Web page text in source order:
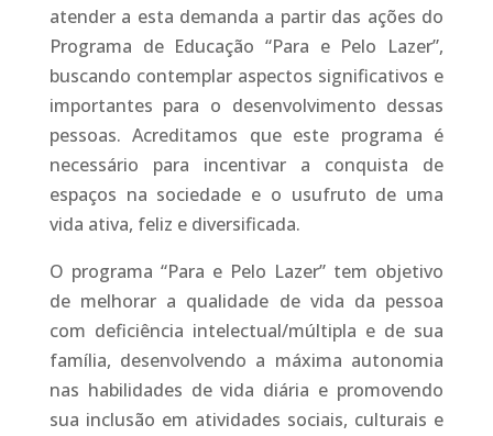
atender a esta demanda a partir das ações do
Programa de Educação “Para e Pelo Lazer”,
buscando contemplar aspectos significativos e
importantes para o desenvolvimento dessas
pessoas. Acreditamos que este programa é
necessário para incentivar a conquista de
espaços na sociedade e o usufruto de uma
vida ativa, feliz e diversificada.
O programa “Para e Pelo Lazer” tem objetivo
de melhorar a qualidade de vida da pessoa
com deficiência intelectual/múltipla e de sua
família, desenvolvendo a máxima autonomia
nas habilidades de vida diária e promovendo
sua inclusão em atividades sociais, culturais e